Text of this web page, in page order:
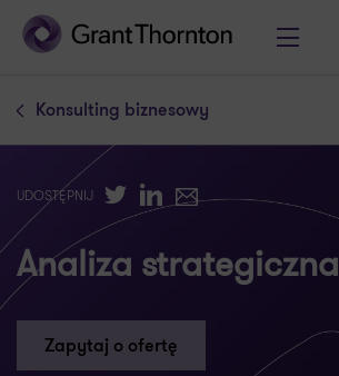
Konsulting biznesowy
UDOSTĘPNIJ TwitterLinkedIn
E-mail
Analiza strategiczna
Zapytaj o ofertę